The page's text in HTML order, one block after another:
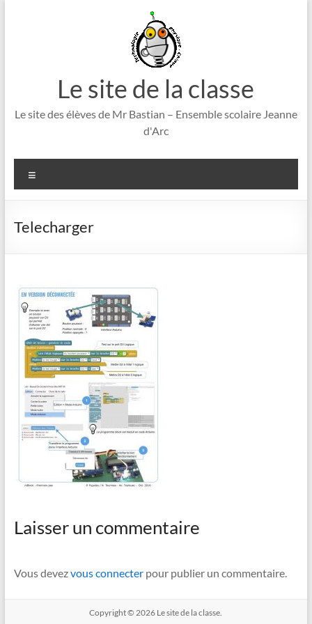
Le site de la classe
Le site des élèves de Mr Bastian – Ensemble scolaire Jeanne
d'Arc
Telecharger
Laisser un commentaire
Vous devezvous connecterpour publier un commentaire.
Copyright © 2026 Le site de la classe.